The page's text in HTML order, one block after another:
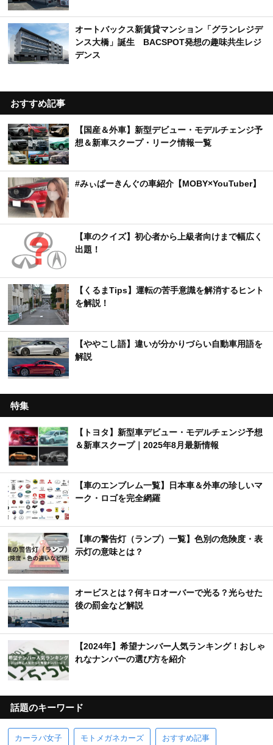
オートバックス新賃貸マンション「グランレジデ
ンス大橋」誕生 BACSPOT発想の趣味共生レジ
デンス
おすすめ記事
【国産＆外車】新型デビュー・モデルチェンジ予
想＆新車スクープ・リーク情報一覧
#みぃぱーきんぐの車紹介【MOBY×YouTuber】
【車のクイズ】初心者から上級者向けまで幅広く
出題！
【くるまTips】運転の苦手意識を解消するヒント
を解説！
【ややこし語】違いが分かりづらい自動車用語を
解説
特集
【トヨタ】新型車デビュー・モデルチェンジ予想
＆新車スクープ｜2025年8月最新情報
【車のエンブレム一覧】日本車＆外車の珍しいマ
ーク・ロゴを完全網羅
【車の警告灯（ランプ）一覧】色別の危険度・表
示灯の意味とは？
オービスとは？何キロオーバーで光る？光らせた
後の罰金など解説
【2024年】希望ナンバー人気ランキング！おしゃ
れなナンバーの選び方を紹介
話題のキーワード
カーラバ女子 モトメガネカーズ おすすめ記事